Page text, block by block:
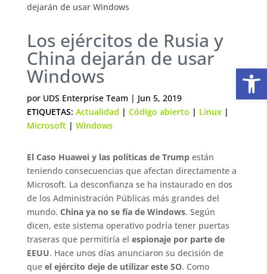
dejarán de usar Windows
Los ejércitos de Rusia y
China dejarán de usar
Windows
por UDS Enterprise Team | Jun 5, 2019
ETIQUETAS: Actualidad | Código abierto | Linux|
Microsoft| Windows
El Caso Huawei y las políticas de Trumpestán
teniendo consecuencias que afectan directamente a
Microsoft. La desconfianza se ha instaurado en dos
de los Administración Públicas más grandes del
mundo. China ya no se fía de Windows. Según
dicen, este sistema operativo podría tener puertas
traseras que permitiría el espionaje por parte de
EEUU. Hace unos días anunciaron su decisión de
que el ejército deje de utilizar este SO. Como